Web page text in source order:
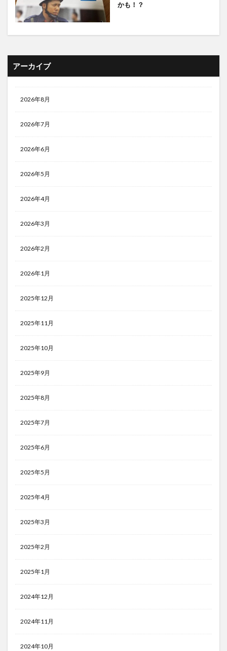
かも！？
アーカイブ
2026年8月
2026年7月
2026年6月
2026年5月
2026年4月
2026年3月
2026年2月
2026年1月
2025年12月
2025年11月
2025年10月
2025年9月
2025年8月
2025年7月
2025年6月
2025年5月
2025年4月
2025年3月
2025年2月
2025年1月
2024年12月
2024年11月
2024年10月